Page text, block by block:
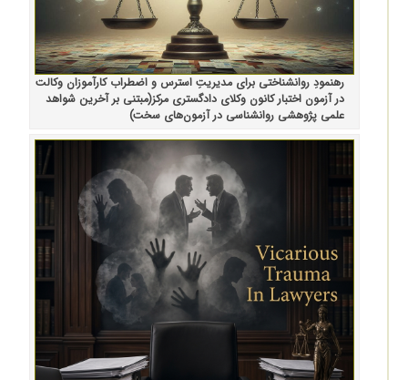
رهنمودِ روانشناختی برای مدیریتِ استرس و اضطراب کارآموزان وکالت
در آزمون اختبار کانون وکلای دادگستری مرکز(مبتنی بر آخرین شواهد
علمی پژوهشی روانشناسی در آزمون‌های سخت)